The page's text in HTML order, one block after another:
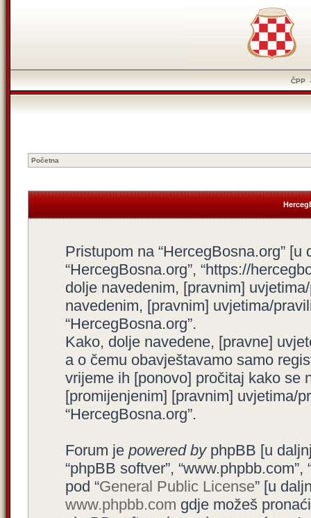
ČPP
Početna
Pristupom na “HercegBosna.org” [u
“HercegBosna.org”, “https://
dolje navedenim, [pravnim]
navedenim, [pravnim] uvjetima/
“HercegBosna.org”.
Kako, dolje navedene, [pravne]
a o čemu obavještavamo samo
vrijeme ih [ponovo] pročitaj kako se
[promijenjenim] [pravnim] uvjetima/
“HercegBosna.org”.
Forum je powered byphpBB [u
“phpBB softver”,
pod “General Public License” [u
www.phpbb.com gdje možeš